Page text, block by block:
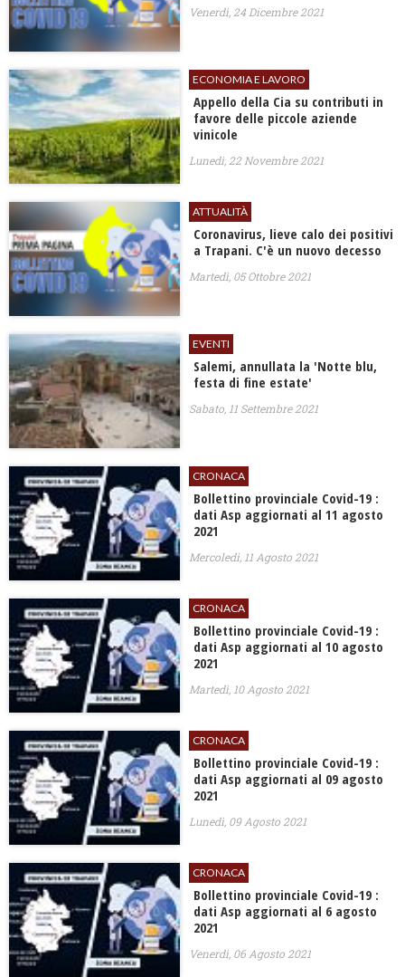
Venerdì, 24 Dicembre 2021
ECONOMIA E LAVORO
Appello della Cia su contributi in
favore delle piccole aziende
vinicole
Lunedì, 22 Novembre 2021
ATTUALITÀ
Coronavirus, lieve calo dei positivi
a Trapani. C'è un nuovo decesso
Martedì, 05 Ottobre 2021
EVENTI
Salemi, annullata la 'Notte blu,
festa di fine estate'
Sabato, 11 Settembre 2021
CRONACA
Bollettino provinciale Covid-19 :
dati Asp aggiornati al 11 agosto
2021
Mercoledì, 11 Agosto 2021
CRONACA
Bollettino provinciale Covid-19 :
dati Asp aggiornati al 10 agosto
2021
Martedì, 10 Agosto 2021
CRONACA
Bollettino provinciale Covid-19 :
dati Asp aggiornati al 09 agosto
2021
Lunedì, 09 Agosto 2021
CRONACA
Bollettino provinciale Covid-19 :
dati Asp aggiornati al 6 agosto
2021
Venerdì, 06 Agosto 2021